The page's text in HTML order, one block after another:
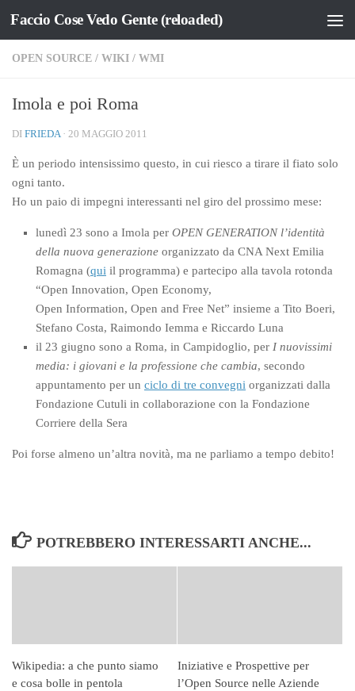
Salta al contenuto
Faccio Cose Vedo Gente (reloaded)
OPEN SOURCE / WIKI / WMI
Imola e poi Roma
DI FRIEDA · 20 MAGGIO 2011
È un periodo intensissimo questo, in cui riesco a tirare il fiato solo
ogni tanto.
Ho un paio di impegni interessanti nel giro del prossimo mese:
lunedì 23 sono a Imola per OPEN GENERATION l’identità
della nuova generazione organizzato da CNA Next Emilia
Romagna (qui il programma) e partecipo alla tavola rotonda
“Open Innovation, Open Economy,
Open Information, Open and Free Net” insieme a Tito Boeri,
Stefano Costa, Raimondo Iemma e Riccardo Luna
il 23 giugno sono a Roma, in Campidoglio, per I nuovissimi
media: i giovani e la professione che cambia, secondo
appuntamento per un ciclo di tre convegni organizzati dalla
Fondazione Cutuli in collaborazione con la Fondazione
Corriere della Sera
Poi forse almeno un’altra novità, ma ne parliamo a tempo debito!
POTREBBERO INTERESSARTI ANCHE...
Wikipedia: a che punto siamo
e cosa bolle in pentola
Iniziative e Prospettive per
l’Open Source nelle Aziende